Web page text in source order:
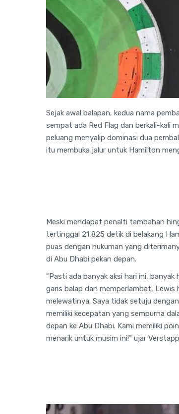
Sejak awal balapan, kedua nama
sempat ada Red Flag dan berkali-kali
peluang menyalip dominasi dua
itu membuka jalur untuk Hamilton
Meski mendapat penalti tambahan
tertinggal 21,825 detik di belakang
puas dengan hukuman yang
di Abu Dhabi pekan depan.
"Pasti ada banyak aksi hari ini,
garis balap dan memperlambat,
melewatinya. Saya tidak setuju
memiliki kecepatan yang sempurna
depan ke Abu Dhabi. Kami memiliki
menarik untuk musim ini!” ujar